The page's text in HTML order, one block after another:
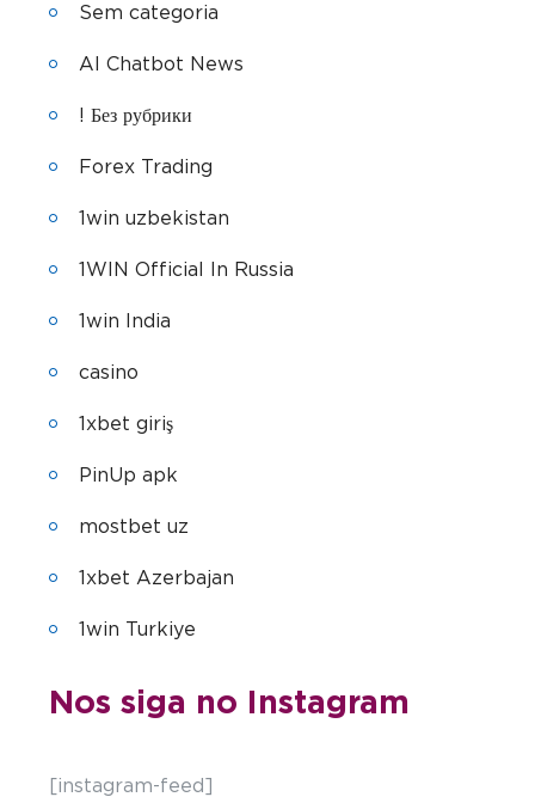
Sem categoria
AI Chatbot News
! Без рубрики
Forex Trading
1win uzbekistan
1WIN Official In Russia
1win India
casino
1xbet giriş
PinUp apk
mostbet uz
1xbet Azerbajan
1win Turkiye
Nos siga no Instagram
[instagram-feed]